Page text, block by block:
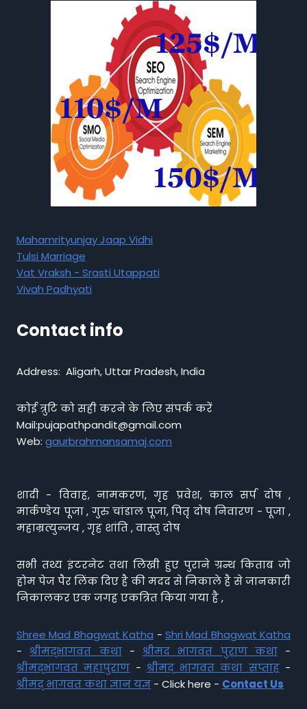
Mahamrityunjay Jaap Vidhi
Tulsi Marriage
Vat Vraksh - Srasti Utappati
Vivah Padhyati
Contact info
Address: Aligarh, Uttar Pradesh, India
कोई त्रुटि को सही करने के लिए संपर्क करें
Mail:pujapathpandit@gmail.com
Web: gaurbrahmansamaj.com
शादी - विवाह, नामकरण, गृह प्रवेश, काल सर्प दोष ,
मार्कण्डेय पूजा , गुरु चांडाल पूजा, पितृ दोष निवारण - पूजा ,
महाम्रत्युन्जय , गृह शांति , वास्तु दोष
सभी तथ्य इंटरनेट तथा लिखी हुए पुराने ग्रन्थ किताब जो
होम पेज पैर लिंक दिए है की मदद से निकाले है से जानकारी
निकालकर एक जगह एकत्रित किया गया है ,
Shree Mad Bhagwat Katha - Shri Mad Bhagwat Katha
- श्रीमद्भागवत कथा- श्रीमद भागवत पुराण कथा-
श्रीमद्भागवत महापुराण - श्रीमद् भागवत कथा सप्ताह-
श्रीमद् भागवत कथा ज्ञान यज्ञ - Click here - Contact Us